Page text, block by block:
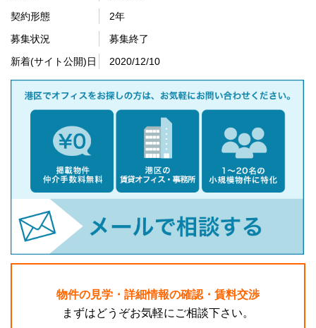
契約形態
2年
募集状況
募集終了
新着(サイト公開)日
2020/12/10
物件の見学・詳細情報の確認・賃料交渉
まずはどうぞお気軽にご相談下さい。